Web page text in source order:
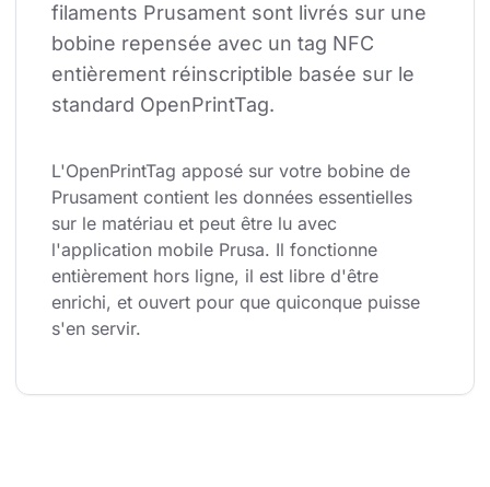
filaments Prusament sont livrés sur une
bobine repensée avec un tag NFC
entièrement réinscriptible basée sur le
standard OpenPrintTag.
L'OpenPrintTag apposé sur votre bobine de
Prusament contient les données essentielles
sur le matériau et peut être lu avec
l'application mobile Prusa. Il fonctionne
entièrement hors ligne, il est libre d'être
enrichi, et ouvert pour que quiconque puisse
s'en servir.